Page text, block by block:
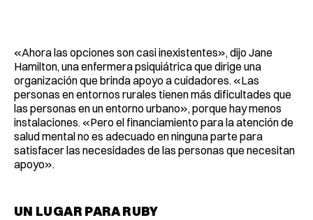
«Ahora las opciones son casi inexistentes», dijo Jane
Hamilton, una enfermera psiquiátrica que dirige una
organización que brinda apoyo a cuidadores. «Las
personas en entornos rurales tienen más dificultades que
las personas en un entorno urbano», porque hay menos
instalaciones. «Pero el financiamiento para la atención de
salud mental no es adecuado en ninguna parte para
satisfacer las necesidades de las personas que necesitan
apoyo».
UN LUGAR PARA RUBY